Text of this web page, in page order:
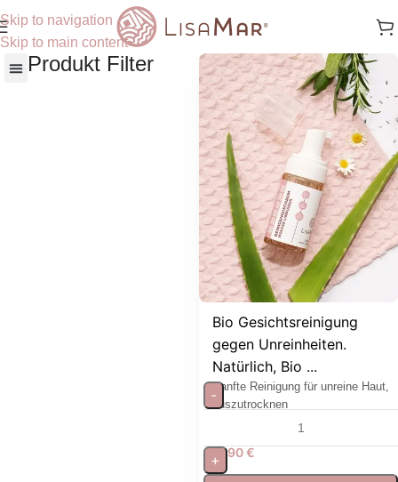
Skip to navigation
Skip to main content
Produkt Filter
Bio Gesichtsreinigung
gegen Unreinheiten.
Natürlich, Bio ...
Sanfte Reinigung für unreine Haut,
auszutrocknen
17,90€
-
+